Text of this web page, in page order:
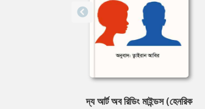
দ্য আর্ট অব রিডিং মাইন্ডস (হেনরিক